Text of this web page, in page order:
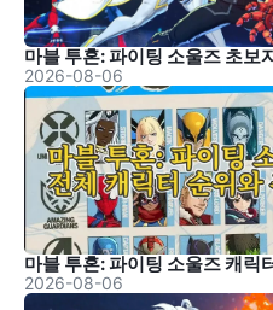
2026-08-06
2026-08-06